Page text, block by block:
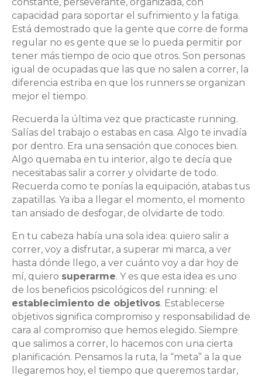
capacidad para soportar el sufrimiento y la fatiga.
Está demostrado que la gente que corre de forma
regular no es gente que se lo pueda permitir por
tener más tiempo de ocio que otros. Son personas
igual de ocupadas que las que no salen a correr, la
diferencia estriba en que los runners se organizan
mejor el tiempo.
Recuerda la última vez que practicaste running.
Salías del trabajo o estabas en casa. Algo te invadía
por dentro. Era una sensación que conoces bien.
Algo quemaba en tu interior, algo te decía que
necesitabas salir a correr y olvidarte de todo.
Recuerda como te ponías la equipación, atabas tus
zapatillas. Ya iba a llegar el momento, el momento
tan ansiado de desfogar, de olvidarte de todo.
En tu cabeza había una sola idea: quiero salir a
correr, voy a disfrutar, a superar mi marca, a ver
hasta dónde llego, a ver cuánto voy a dar hoy de
mí, quiero superarme. Y es que esta idea es uno
de los beneficios psicológicos del running: el
establecimiento de objetivos. Establecerse
objetivos significa compromiso y responsabilidad de
cara al compromiso que hemos elegido. Siempre
que salimos a correr, lo hacemos con una cierta
planificación. Pensamos la ruta, la “meta” a la que
llegaremos hoy, el tiempo que queremos tardar,